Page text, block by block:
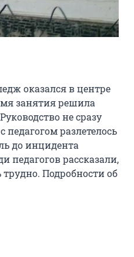
оказался в центре
занятия решила
не сразу
разлетелось
до инцидента
педагогов рассказали,
Подробности об